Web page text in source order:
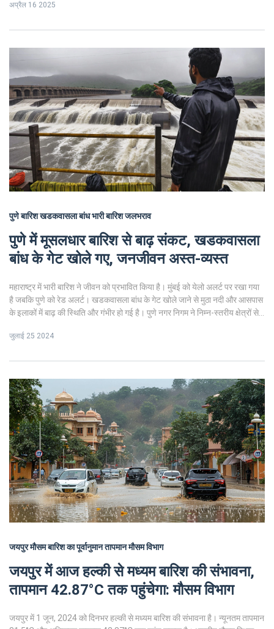
अप्रैल 16 2025
पुणे बारिशखडकवासला बांधभारी बारिशजलभराव
पुणे में मूसलधार बारिश से बाढ़ संकट, खडकवासला
बांध के गेट खोले गए, जनजीवन अस्त-व्यस्त
महाराष्ट्र में भारी बारिश ने जीवन को प्रभावित किया है। मुंबई को येलो अलर्ट पर रखा गया
है जबकि पुणे को रेड अलर्ट। खडकवासला बांध के गेट खोले जाने से मुठा नदी और आसपास
के इलाकों में बाढ़ की स्थिति और गंभीर हो गई है। पुणे नगर निगम ने निम्न-स्तरीय क्षेत्रों से
जुलाई 25 2024
जयपुर मौसमबारिश का पूर्वानुमानतापमानमौसम विभाग
जयपुर में आज हल्की से मध्यम बारिश की संभावना,
तापमान 42.87°C तक पहुंचेगा: मौसम विभाग
जयपुर में 1 जून, 2024 को दिनभर हल्की से मध्यम बारिश की संभावना है। न्यूनतम तापमान